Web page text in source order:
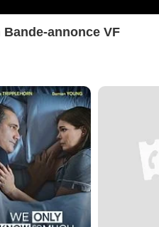
annonce VF